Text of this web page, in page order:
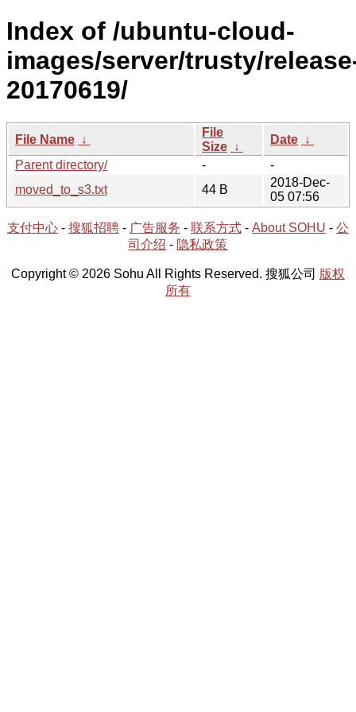
Index of /ubuntu-cloud-
images/server/trusty/
20170619/
File Name ↓
File
Size ↓
Date ↓
Parent directory/
-
-
moved_to_s3.txt
44 B
2018-Dec-
05 07:56
支付中心 - 搜狐招聘 - 广告服务 - 联系方式 - About SOHU - 公
司介绍 - 隐私政策
Copyright © 2026 Sohu All Rights Reserved. 搜狐公司 版权
所有